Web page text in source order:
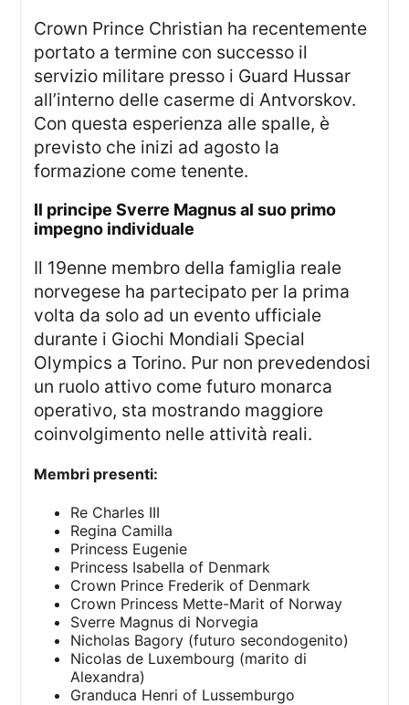
Crown Prince Christian ha recentemente
portato a termine con successo il
servizio militare presso i Guard Hussar
all’interno delle caserme di Antvorskov.
Con questa esperienza alle spalle, è
previsto che inizi ad agosto la
formazione come tenente.
il principe Sverre Magnus al suo primo
impegno individuale
Il 19enne membro della famiglia reale
norvegese ha partecipato per la prima
volta da solo ad un evento ufficiale
durante i Giochi Mondiali Special
Olympics a Torino. Pur non prevedendosi
un ruolo attivo come futuro monarca
operativo, sta mostrando maggiore
coinvolgimento nelle attività reali.
Membri presenti:
Re Charles III
Regina Camilla
Princess Eugenie
Princess Isabella of Denmark
Crown Prince Frederik of Denmark
Crown Princess Mette-Marit of Norway
Sverre Magnus di Norvegia
Nicholas Bagory (futuro secondogenito)
Nicolas de Luxembourg (marito di
Alexandra)
Granduca Henri of Lussemburgo